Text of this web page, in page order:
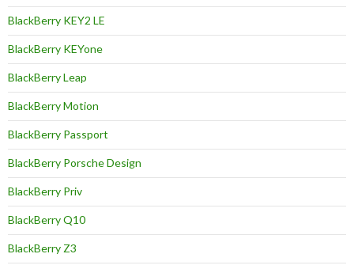
BlackBerry KEY2 LE
BlackBerry KEYone
BlackBerry Leap
BlackBerry Motion
BlackBerry Passport
BlackBerry Porsche Design
BlackBerry Priv
BlackBerry Q10
BlackBerry Z3